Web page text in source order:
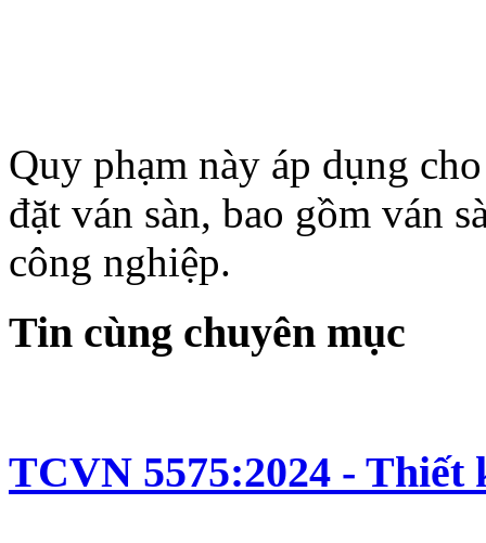
Quy phạm này áp dụng
đặt ván sàn, bao gồm ván
công nghiệp.
Tin cùng chuyên mục
TCVN 5575:2024 - Thiết